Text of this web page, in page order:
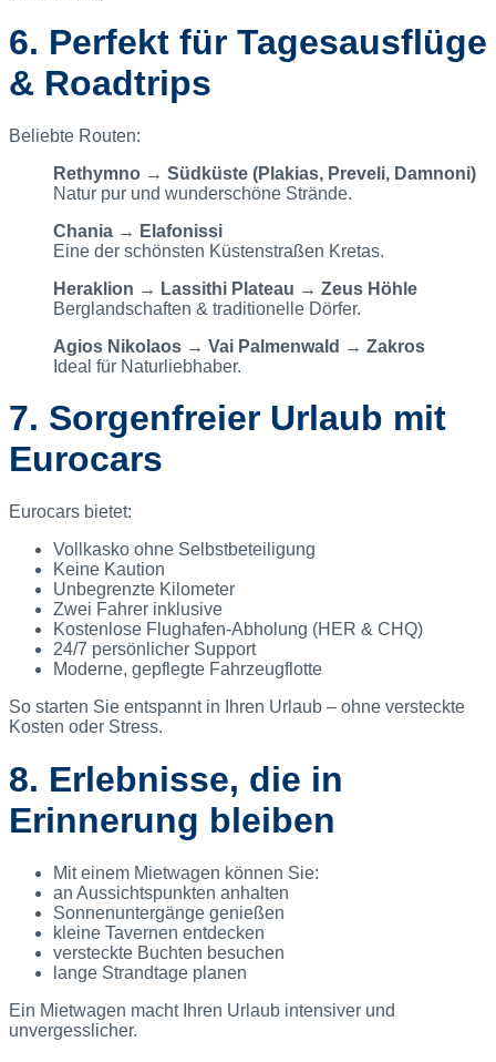
6. Perfekt für Tagesausflüge
& Roadtrips
Beliebte Routen:
Rethymno → Südküste (Plakias, Preveli, Damnoni)
Natur pur und wunderschöne Strände.
Chania → Elafonissi
Eine der schönsten Küstenstraßen Kretas.
Heraklion → Lassithi Plateau → Zeus Höhle
Berglandschaften & traditionelle Dörfer.
Agios Nikolaos → Vai Palmenwald → Zakros
Ideal für Naturliebhaber.
7. Sorgenfreier Urlaub mit
Eurocars
Eurocars bietet:
Vollkasko ohne Selbstbeteiligung
Keine Kaution
Unbegrenzte Kilometer
Zwei Fahrer inklusive
Kostenlose Flughafen-Abholung (HER & CHQ)
24/7 persönlicher Support
Moderne, gepflegte Fahrzeugflotte
So starten Sie entspannt in Ihren Urlaub – ohne versteckte
Kosten oder Stress.
8. Erlebnisse, die in
Erinnerung bleiben
Mit einem Mietwagen können Sie:
an Aussichtspunkten anhalten
Sonnenuntergänge genießen
kleine Tavernen entdecken
versteckte Buchten besuchen
lange Strandtage planen
Ein Mietwagen macht Ihren Urlaub intensiver und
unvergesslicher.